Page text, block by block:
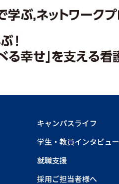
キャンパスライフ
学生・教員インタビュー
就職支援
採用ご担当者様へ